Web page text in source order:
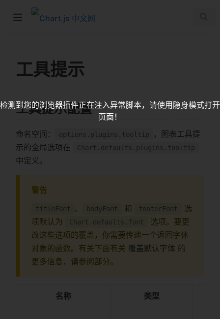
工具提示
工具提示配置
命名空间： options.plugins.tooltip
，图表工具提
示的全局选项在
Chart.defaults.plugins.tooltip
中定义。
警告
titleFont 、 bodyFont 和 footerFont
选
项默认为
Chart.defaults.font
选项。要更
改这些选项的覆盖，你需要传递一个返回字体
对象的函数。有关下面有关 覆盖默认字体 的
更多信息，请参阅部分。
名称 类型
检测到您的浏览器插件正在注入异常脚本，请使用隐身模式打开
页面！